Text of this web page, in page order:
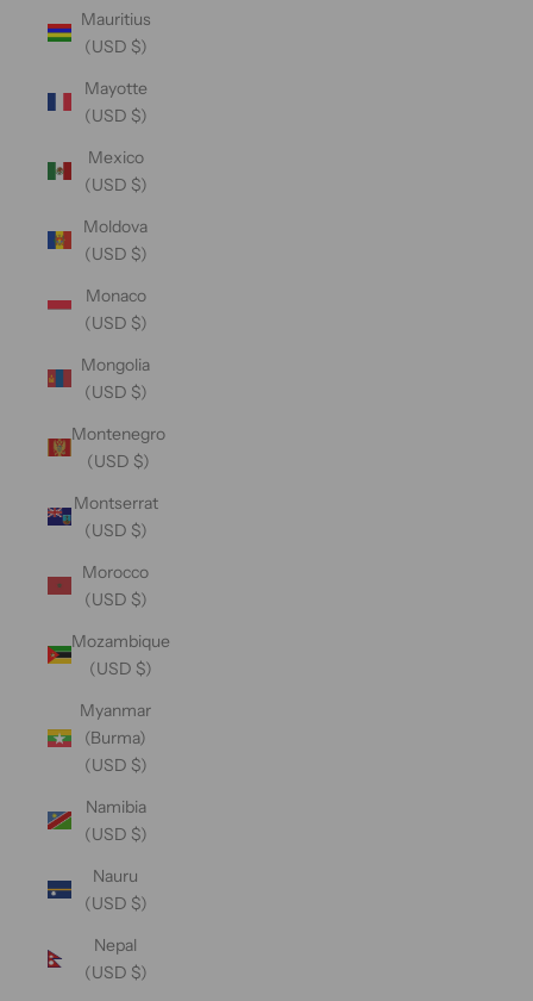
Mauritius
(USD $)
Mayotte
(USD $)
Mexico
(USD $)
Moldova
(USD $)
Monaco
(USD $)
Mongolia
(USD $)
Montenegro
(USD $)
Montserrat
(USD $)
Morocco
(USD $)
Mozambique
(USD $)
Myanmar
(Burma)
(USD $)
Namibia
(USD $)
Nauru
(USD $)
Nepal
(USD $)